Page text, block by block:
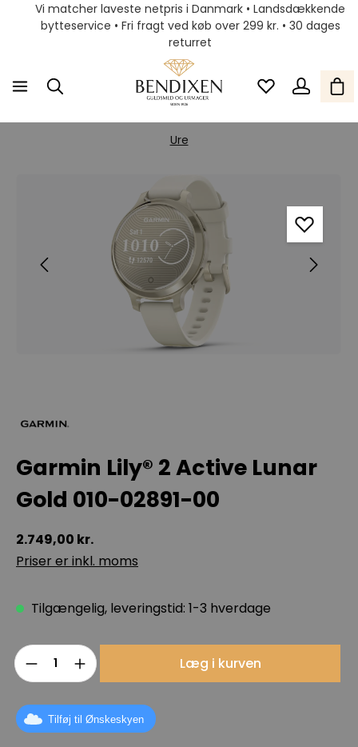
Vi matcher laveste netpris i Danmark • Landsdækkende
bytteservice • Fri fragt ved køb over 299 kr. • 30 dages
returret
Ure
Garmin Lily® 2 Active Lunar
Gold 010-02891-00
2.749,00 kr.
Priser er inkl. moms
Tilgængelig, leveringstid: 1-3 hverdage
Produktmængde: Indtast det
Læg i kurven
Tilføj til Ønskeskyen